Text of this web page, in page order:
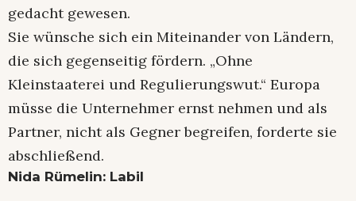
gedacht gewesen.
Sie wünsche sich ein Miteinander von Ländern,
die sich gegenseitig fördern. „Ohne
Kleinstaaterei und Regulierungswut.“ Europa
müsse die Unternehmer ernst nehmen und als
Partner, nicht als Gegner begreifen, forderte sie
abschließend.
Nida Rümelin: Labil